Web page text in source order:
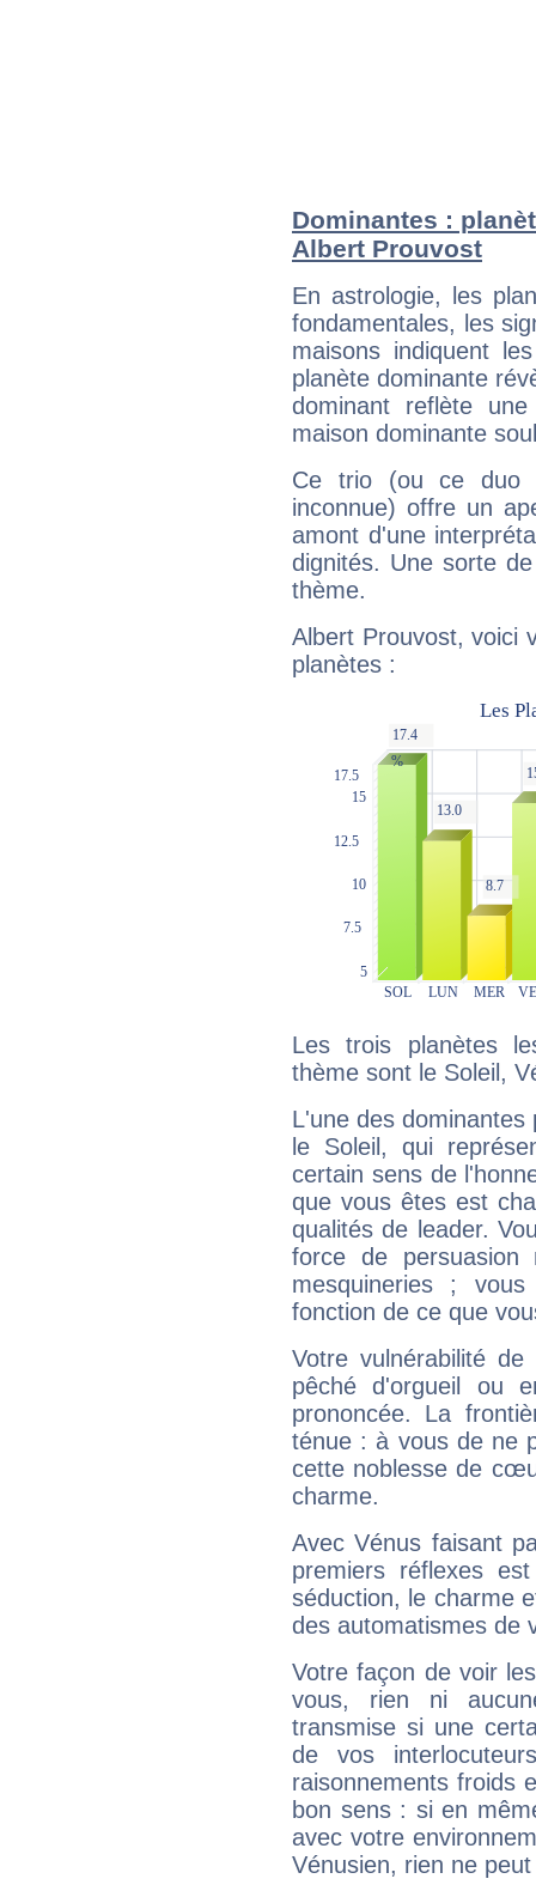
Dominantes :
Albert Prouvost
En astrologie, les
fondamentales, les
maisons indiquent
planète dominante
dominant reflète
maison dominante
Ce trio (ou ce duo
inconnue) offre un
amont d'une
dignités. Une sorte
thème.
Albert Prouvost, voici
planètes :
Les trois planètes
thème sont le Soleil,
L'une des
le Soleil, qui
certain sens de
que vous êtes est
qualités de leader.
force de
mesquineries ;
fonction de ce que
Votre vulnérabilité
pêché d'orgueil ou
prononcée. La
ténue : à vous de ne
cette noblesse de
charme.
Avec Vénus faisant
premiers réflexes
séduction, le charme
des automatismes de
Votre façon de voir
vous, rien ni
transmise si une
de vos
raisonnements froids
bon sens : si en
avec votre
Vénusien, rien ne